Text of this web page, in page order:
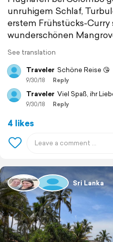
unruhigem Schlaf,
erstem Frühstücks-Curry
wunderschönen
See translation
Traveler Schöne Reise 😘
9/30/18 Reply
Traveler Viel Spaß, ihr
9/30/18 Reply
4 likes
Sri Lanka